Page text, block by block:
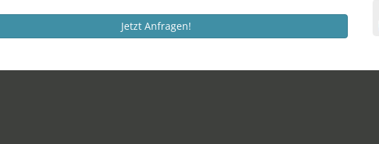
Jetzt Anfragen!